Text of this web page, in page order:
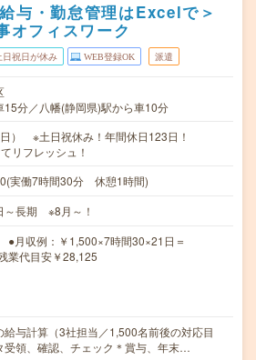
与・勤怠管理はExcelで＞
オフィスワーク
日祝日が休み WEB登録OK 派遣
15分／八幡(静岡県)駅から車10分
） ※土日祝休み！年間休日123日！
リフレッシュ！
実働7時間30分 休憩1時間)
～長期 ※8月～！
月収例：￥1,500×7時間30×21日＝
業代目安￥28,125
給与計算（3社担当／1,500名前後の対応目
受領、確認、チェック＊賞与、年末…